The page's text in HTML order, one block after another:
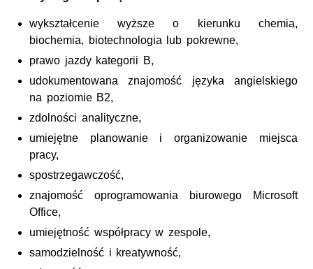
wykształcenie wyższe o kierunku chemia,
biochemia, biotechnologia lub pokrewne,
prawo jazdy kategorii B,
udokumentowana znajomość języka angielskiego
na poziomie B2,
zdolności analityczne,
umiejętne planowanie i organizowanie miejsca
pracy,
spostrzegawczość,
znajomość oprogramowania biurowego Microsoft
Office,
umiejętność współpracy w zespole,
samodzielność i kreatywność,